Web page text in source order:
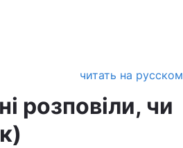
читать на русском
розповіли, чи